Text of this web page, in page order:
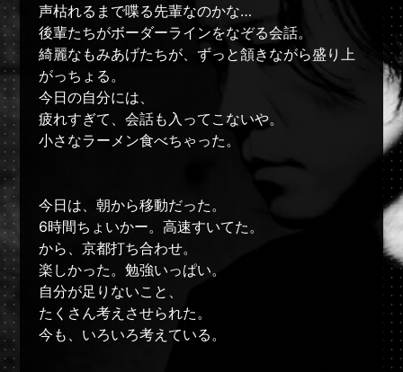
声枯れるまで喋る先輩なのかな…
後輩たちがボーダーラインをなぞる会話。
綺麗なもみあげたちが、ずっと頷きながら盛り上
がっちょる。
今日の自分には、
疲れすぎて、会話も入ってこないや。
小さなラーメン食べちゃった。
今日は、朝から移動だった。
6時間ちょいかー。高速すいてた。
から、京都打ち合わせ。
楽しかった。勉強いっぱい。
自分が足りないこと、
たくさん考えさせられた。
今も、いろいろ考えている。